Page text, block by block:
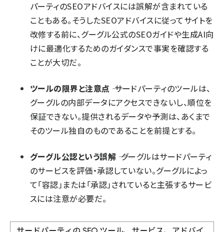
パーティのSEOアドバイスには誤解が含まれている
こともある。そうしたSEOアドバイスに従ってサイトを
改修する前に、グーグル公式のSEOガイドや生成AI向
けに最適化するためのガイダンスで事実を確認する
ことが大切だ。
ツールの限界と注意点 ―― サードパーティのツールは、
グーグルの内部データにアクセスできないし、順位を
保証できない。提供されるデータや予測は、あくまで
そのツール独自のものであることを前提とする。
グーグル公認という誤解 ―― グーグルはサードパーティ
のサービスを評価・承認していない。グーグルによっ
て「容認」または「承認」されていると主張するサービ
スには注意が必要だ。